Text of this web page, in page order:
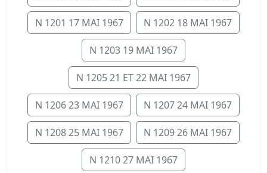
N 1201 17 MAI 1967 N 1202 18 MAI 1967
N 1203 19 MAI 1967
N 1205 21 ET 22 MAI 1967
N 1206 23 MAI 1967 N 1207 24 MAI 1967
N 1208 25 MAI 1967 N 1209 26 MAI 1967
N 1210 27 MAI 1967